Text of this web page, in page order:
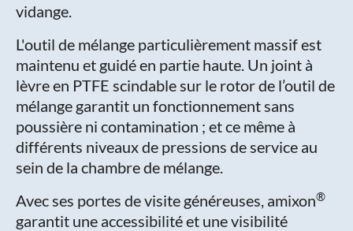
vidange.
L'outil de mélange particulièrement massif est
maintenu et guidé en partie haute. Un joint à
lèvre en PTFE scindable sur le rotor de l’outil de
mélange garantit un fonctionnement sans
poussière ni contamination ; et ce même à
différents niveaux de pressions de service au
sein de la chambre de mélange.
Avec ses portes de visite généreuses, amixon®
garantit une accessibilité et une visibilité